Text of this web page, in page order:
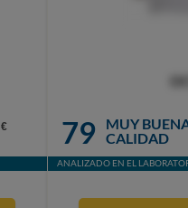
€ 79
MUY
CALIDAD
ANALIZADO EN EL